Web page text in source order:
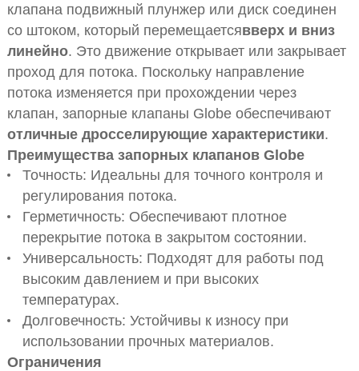
клапана подвижный плунжер или диск соединен
со штоком, который перемещаетсявверх и вниз
линейно. Это движение открывает или закрывает
проход для потока. Поскольку направление
потока изменяется при прохождении через
клапан, запорные клапаны Globe обеспечивают
отличные дросселирующие характеристики.
Преимущества запорных клапанов Globe
Точность: Идеальны для точного контроля и
регулирования потока.
Герметичность: Обеспечивают плотное
перекрытие потока в закрытом состоянии.
Универсальность: Подходят для работы под
высоким давлением и при высоких
температурах.
Долговечность: Устойчивы к износу при
использовании прочных материалов.
Ограничения